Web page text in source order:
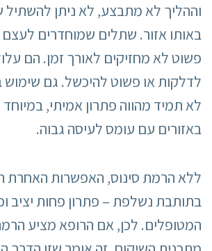
וההליך לא מתבצע, לא ניתן להשתיל
באותו אזור. שתלים שמוחדרים
פשוט לא מחזיקים לאורך זמן. הם
לדלקות או פשוט להיכשל. גם
לא תמיד מהווה פתרון אמיתי,
באזורים עם עומס לעיסה גבוה.
ללא הרמת סינוס, האפשרות האחרת
בתותבת נשלפת – פתרון פחות יציב
המטופלים. לכן, אם הרופא מציע